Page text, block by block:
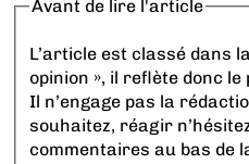
Avant de lire l'article
L’article est classé dans
opinion », il reflète donc le
Il n’engage pas la
souhaitez, réagir
commentaires au bas de